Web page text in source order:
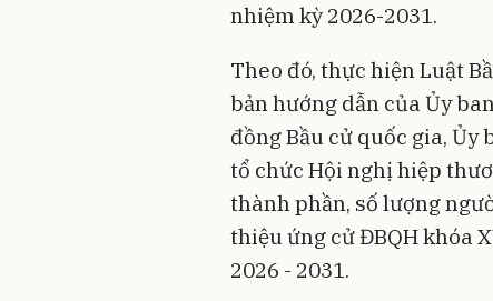
nhiệm kỳ 2026-2031.
Theo đó, thực hiện Luật
bản hướng dẫn của Ủy
đồng Bầu cử quốc gia, Ủy
tổ chức Hội nghị hiệp
thành phần, số lượng
thiệu ứng cử ĐBQH khóa
2026 - 2031.